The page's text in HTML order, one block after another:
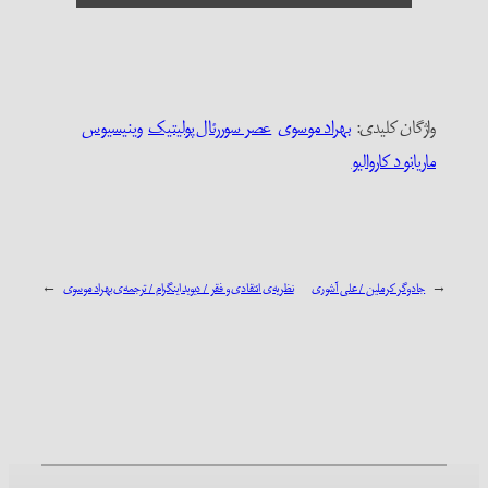
واژگان کلیدی:‌بهراد موسویعصر سوررئال پولیتیکوینیسیوس
ماریانو د کاروالیو
← جادوگر کرملین / علی آشوری نظریه‌ی انتقادی و فقر / دیوید اینگرام / ترجمه‌ی بهراد موسوی →